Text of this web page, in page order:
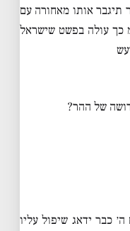
תיגבר אותו מאחורה עם
כך עולה בפשט שישראל
של ההר?
כבר ידאג שיפול עליו